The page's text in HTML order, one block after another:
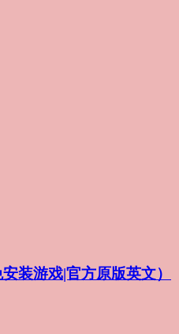
装游戏|官方原版英文）